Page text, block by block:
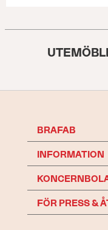
BRAFAB
INFORMATION
FÖR PRESS &